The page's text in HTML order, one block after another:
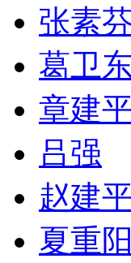
张素芬
葛卫
章建
吕强
赵建
夏重阳